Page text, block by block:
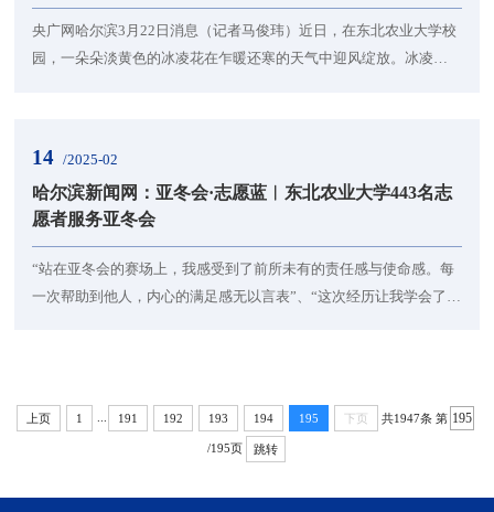
央广网哈尔滨3月22日消息（记者马俊玮）近日，在东北农业大学校
园，一朵朵淡黄色的冰凌花在乍暖还寒的天气中迎风绽放。冰凌花
未完全消融之际就破土绽放。金黄的花朵顶着晶莹薄冰傲然盛放，
形成“冰中花、花上雪”的奇观。盛放的冰凌花...
14 /2025-02
哈尔滨新闻网：亚冬会·志愿蓝︱东北农业大学443名志
愿者服务亚冬会
“站在亚冬会的赛场上，我感受到了前所未有的责任感与使命感。每
一次帮助到他人，内心的满足感无以言表”、“这次经历让我学会了如
者们用热情点燃服务之光，传递着来自中国的温暖。他们的微笑是
赛场内外最美的风景，他们的身影是盛会最暖...
上页 1 191 192 193 194 195 下页 共1947条 第
/195页 跳转